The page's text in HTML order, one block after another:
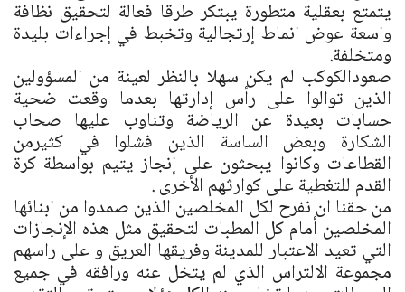
يتمتع بعقلية متطورة يبتكر طرقا فعالة لتحقيق نظافة
واسعة عوض انماط إرتجالية وتخبط في إجراءات بليدة
ومتخلفة.
صعودالكوكب لم يكن سهلا بالنظر لعينة من المسؤولين
الذين توالوا على رأس إدارتها بعدما وقعت ضحية
حسابات بعيدة عن الرياضة وتناوب عليها صحاب
الشكارة وبعض الساسة الذين فشلوا في كثيرمن
القطاعات وكانوا يبحثون على إنجاز يتيم بواسطة كرة
القدم للتغطية على كوارثهم الأخرى .
من حقنا ان نفرح لكل المخلصين الذين صمدوا من ابنائها
المخلصين أمام كل المطبات لتحقيق مثل هذه الإنجازات
التي تعيد الاعتبار للمدينة وفريقها العريق و على راسهم
مجموعة الالتراس الذي لم يتخل عنه ورافقه في جميع